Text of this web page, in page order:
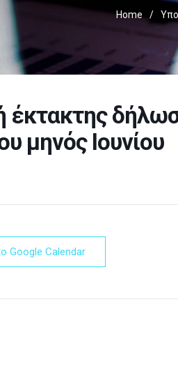
Home /
έκτακτης
μηνός Ιουνίου
Google Calendar